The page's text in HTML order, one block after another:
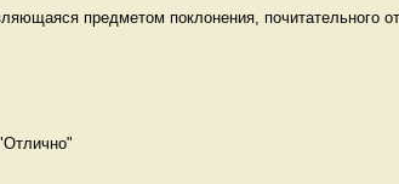
предметом поклонения, почитательного